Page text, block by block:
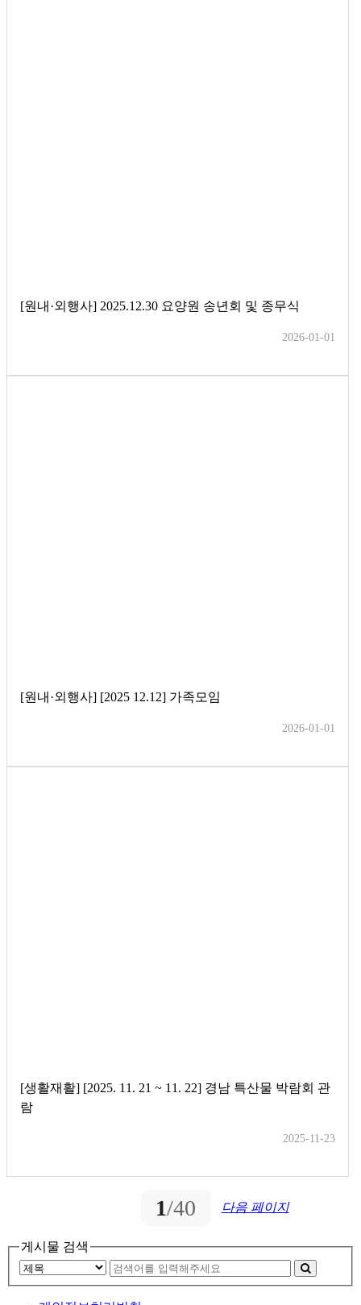
[원내·외행사] 2025.12.30 요양원 송년회 및 종무식
2026-01-01
[원내·외행사] [2025 12.12] 가족모임
2026-01-01
[생활재활] [2025. 11. 21 ~ 11. 22] 경남 특산물 박람회 관
람
2025-11-23
1/40 다음 페이지
게시물 검색